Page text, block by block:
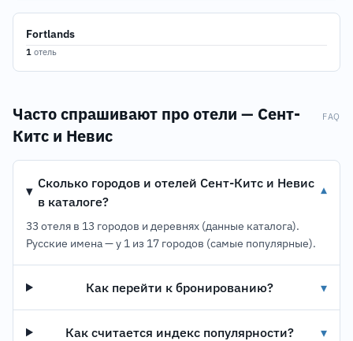
Fortlands
1 отель
Часто спрашивают про отели — Сент-
Китс и Невис
FAQ
Сколько городов и отелей Сент-Китс и Невис
в каталоге?
▾
33 отеля в 13 городов и деревнях (данные каталога).
Русские имена — у 1 из 17 городов (самые популярные).
Как перейти к бронированию? ▾
Как считается индекс популярности? ▾